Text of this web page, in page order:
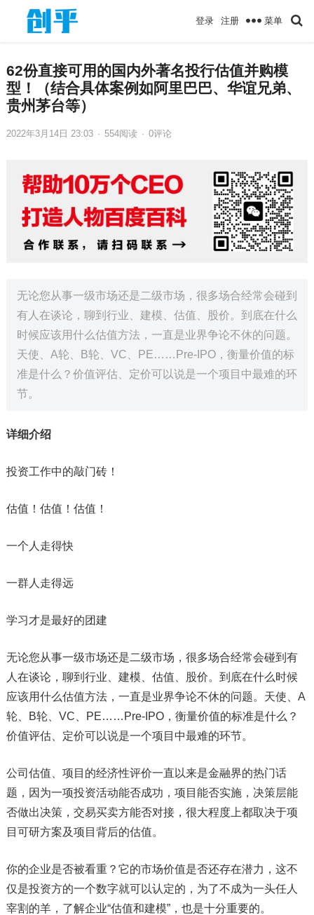
登录 注册 菜单
62份直接可用的国内外著名投行估值并购模
型！（结合具体案例如阿里巴巴、华谊兄弟、
贵州茅台等）
2022年3月14日 23:03 · 554阅读 · 0评论
无论您从事一级市场还是二级市场，很多场合经常会碰到
有人在谈论，聊到行业、建模、估值、股价。到底在什么
时候应该用什么估值方法，一直是业界争论不休的问题。
天使、A轮、B轮、VC、PE……Pre-IPO，衡量价值的标
准是什么？价值评估、定价可以说是一个项目中最难的环
节。
详细介绍
投资工作中的敲门砖！
估值！估值！估值！
一个人走得快
一群人走得远
学习才是最好的团建
无论您从事一级市场还是二级市场，很多场合经常会碰到有
人在谈论，聊到行业、建模、估值、股价。到底在什么时候
应该用什么估值方法，一直是业界争论不休的问题。天使、A
轮、B轮、VC、PE……Pre-IPO，衡量价值的标准是什么？
价值评估、定价可以说是一个项目中最难的环节。
公司估值、项目的经济性评价一直以来是金融界的热门话
题，因为一项投资活动能否成功，项目能否实施，决策层能
否做出决策，交易买卖方能否对接，很大程度上都取决于项
目可研方案及项目背后的估值。
你的企业是否被看重？它的市场价值是否还存在潜力，这不
仅是投资方的一个数字就可以认定的，为了不成为一头任人
宰割的羊，了解企业“估值和建模”，也是十分重要的。